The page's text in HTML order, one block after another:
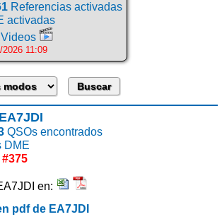
Referencias activadas
activadas
Videos
11:09
QSOs encontrados
DME
#375
en:
pdf de EA7JDI